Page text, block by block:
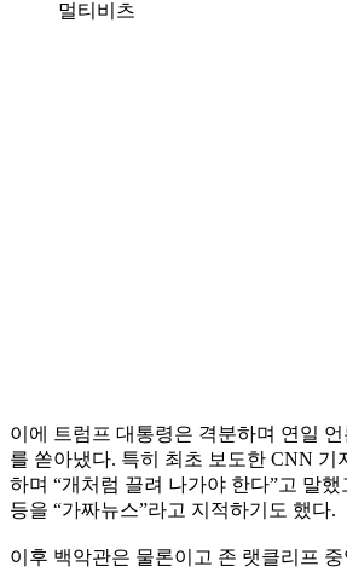
멀티비츠
이에 트럼프 대통령은 격분하며 연일
를 쏟아냈다. 특히 최초 보도한 CNN 기
하며 “개처럼 끌려 나가야 한다”고 말
등을 “가짜뉴스”라고 지적하기도 했다.
이후 백악관은 물론이고 존 랫클리프